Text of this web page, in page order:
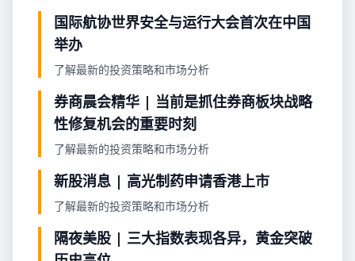
国际航协世界安全与运行大会首次在中国
举办
了解最新的投资策略和市场分析
券商晨会精华 | 当前是抓住券商板块战略
性修复机会的重要时刻
了解最新的投资策略和市场分析
新股消息 | 高光制药申请香港上市
了解最新的投资策略和市场分析
隔夜美股 | 三大指数表现各异，黄金突破